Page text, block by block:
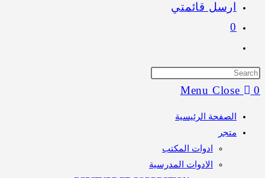
ارسل قائمتي
0
website
search
0
Menu Close
الصفحة الرئيسية
متجر
ادوات المكتب
الادوات المدرسية